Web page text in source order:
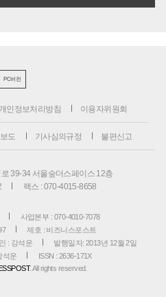
PC버전
개인정보처리방침 이용자위원회
도 기사심의규정 불편신고
39-34 서울숲더스페이스 12층
팩스 : 070-4015-8658
사업본부 : 070-4010-7078
제호 : 비즈니스포스트
: 강석운
발행일자: 2013년 12월 2일
석운
ISSN : 2636-171X
. All rights reserved.